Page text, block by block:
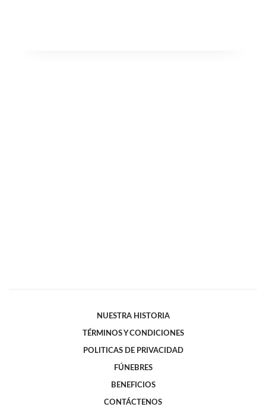
NUESTRA HISTORIA
TÉRMINOS Y CONDICIONES
POLITICAS DE PRIVACIDAD
FÚNEBRES
BENEFICIOS
CONTÁCTENOS